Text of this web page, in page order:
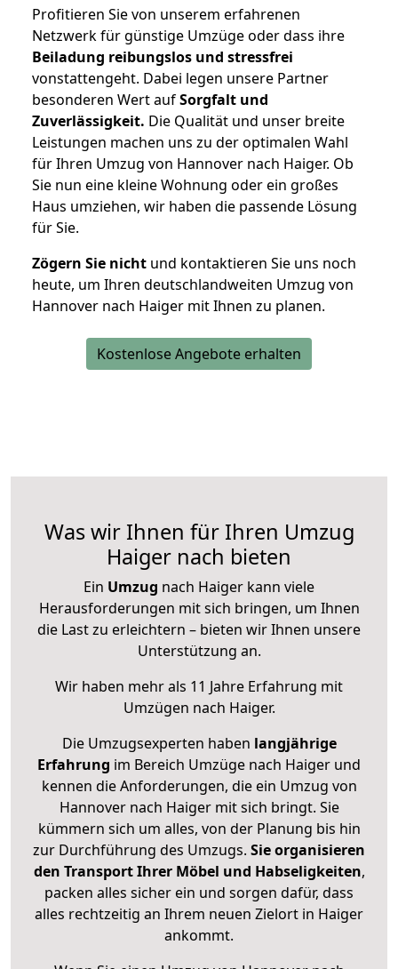
Profitieren Sie von unserem erfahrenen
Netzwerk für günstige Umzüge oder dass ihre
Beiladung reibungslos und stressfrei
vonstattengeht. Dabei legen unsere Partner
besonderen Wert aufSorgfalt und
Zuverlässigkeit. Die Qualität und unser breite
Leistungen machen uns zu der optimalen Wahl
für Ihren Umzug von Hannover nach Haiger. Ob
Sie nun eine kleine Wohnung oder ein großes
Haus umziehen, wir haben die passende Lösung
für Sie.
Zögern Sie nicht und kontaktieren Sie uns noch
heute, um Ihren deutschlandweiten Umzug von
Hannover nach Haiger mit Ihnen zu planen.
Kostenlose Angebote erhalten
Was wir Ihnen für Ihren Umzug
Haiger nach bieten
Ein Umzug nach Haiger kann viele
Herausforderungen mit sich bringen, um Ihnen
die Last zu erleichtern – bieten wir Ihnen unsere
Unterstützung an.
Wir haben mehr als 11 Jahre Erfahrung mit
Umzügen nach Haiger.
Die Umzugsexperten haben langjährige
Erfahrung im Bereich Umzüge nach Haiger und
kennen die Anforderungen, die ein Umzug von
Hannover nach Haiger mit sich bringt. Sie
kümmern sich um alles, von der Planung bis hin
zur Durchführung des Umzugs. Sie organisieren
den Transport Ihrer Möbel und Habseligkeiten,
packen alles sicher ein und sorgen dafür, dass
alles rechtzeitig an Ihrem neuen Zielort in Haiger
ankommt.